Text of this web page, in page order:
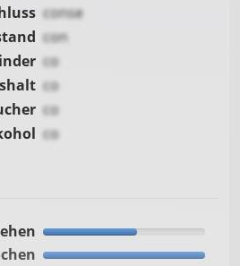
conse
con
co
co
co
co